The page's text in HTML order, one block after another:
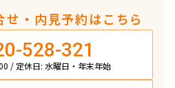
せ・内見予約はこちら
528-321
/ 定休日: 水曜日・年末年始